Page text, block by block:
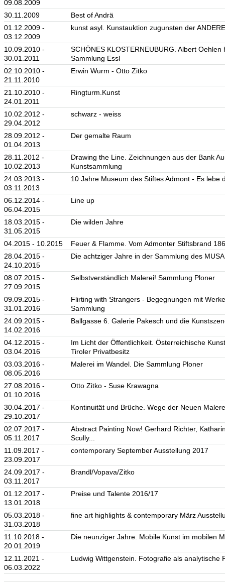
09.08.2009
30.11.2009
Best of Andrä
01.12.2009 -
03.12.2009
kunst asyl. Kunstauktion zugunsten der
10.09.2010 -
30.01.2011
SCHÖNES KLOSTERNEUBURG. Albert Oehlen
Sammlung Essl
02.10.2010 -
21.11.2010
Erwin Wurm - Otto Zitko
21.10.2010 -
24.01.2011
Ringturm.Kunst
10.02.2012 -
29.04.2012
schwarz - weiss
28.09.2012 -
01.04.2013
Der gemalte Raum
28.11.2012 -
10.02.2013
Drawing the Line. Zeichnungen aus der Bank
Kunstsammlung
24.03.2013 -
03.11.2013
10 Jahre Museum des Stiftes Admont - Es lebe
06.12.2014 -
06.04.2015
Line up
18.03.2015 -
31.05.2015
Die wilden Jahre
04.2015 - 10.2015
Feuer & Flamme. Vom Admonter Stiftsbrand
28.04.2015 -
24.10.2015
Die achtziger Jahre in der Sammlung des MUSA
08.07.2015 -
27.09.2015
Selbstverständlich Malerei! Sammlung Ploner
09.09.2015 -
31.01.2016
Flirting with Strangers - Begegnungen mit
Sammlung
24.09.2015 -
14.02.2016
Ballgasse 6. Galerie Pakesch und die
04.12.2015 -
03.04.2016
Im Licht der Öffentlichkeit. Österreichische
Tiroler Privatbesitz
03.03.2016 -
08.05.2016
Malerei im Wandel. Die Sammlung Ploner
27.08.2016 -
01.10.2016
Otto Zitko - Suse Krawagna
30.04.2017 -
29.10.2017
Kontinuität und Brüche. Wege der Neuen
02.07.2017 -
05.11.2017
Abstract Painting Now! Gerhard Richter,
Scully...
11.09.2017 -
23.09.2017
contemporary September Ausstellung 2017
24.09.2017 -
03.11.2017
Brandl/Vopava/Zitko
01.12.2017 -
13.01.2018
Preise und Talente 2016/17
05.03.2018 -
31.03.2018
fine art highlights & contemporary März
11.10.2018 -
20.01.2019
Die neunziger Jahre. Mobile Kunst im mobilen
12.11.2021 -
06.03.2022
Ludwig Wittgenstein. Fotografie als analytische